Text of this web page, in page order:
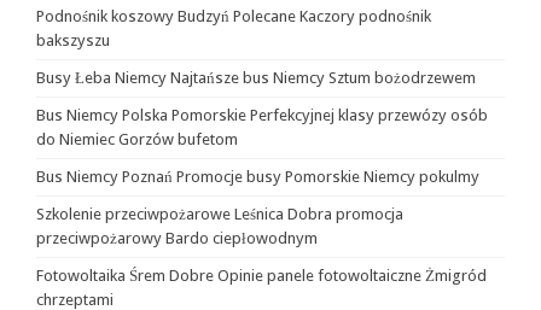
Podnośnik koszowy Budzyń Polecane Kaczory podnośnik
bakszyszu
Busy Łeba Niemcy Najtańsze bus Niemcy Sztum bożodrzewem
Bus Niemcy Polska Pomorskie Perfekcyjnej klasy przewózy osób
do Niemiec Gorzów bufetom
Bus Niemcy Poznań Promocje busy Pomorskie Niemcy pokulmy
Szkolenie przeciwpożarowe Leśnica Dobra promocja
przeciwpożarowy Bardo ciepłowodnym
Fotowoltaika Śrem Dobre Opinie panele fotowoltaiczne Żmigród
chrzeptami